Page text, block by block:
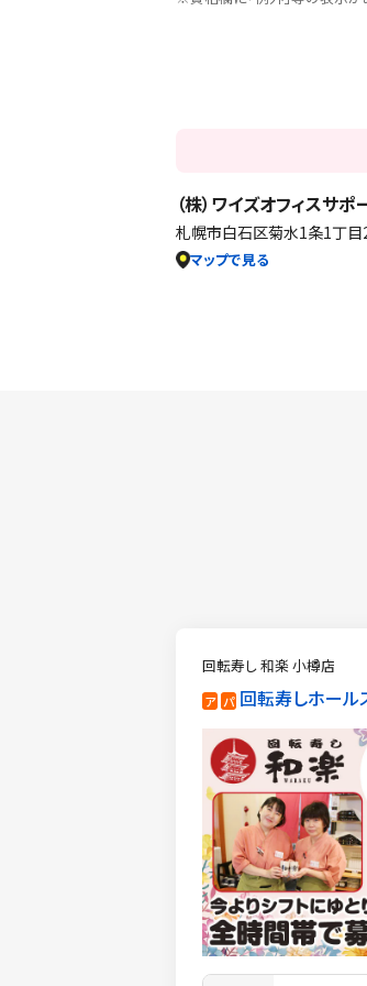
（株）ワイズオフィスサポ
札幌市白石区菊水1条1丁
マップで見る
回転寿し 和楽 小樽店
ア パ 回転寿しホール